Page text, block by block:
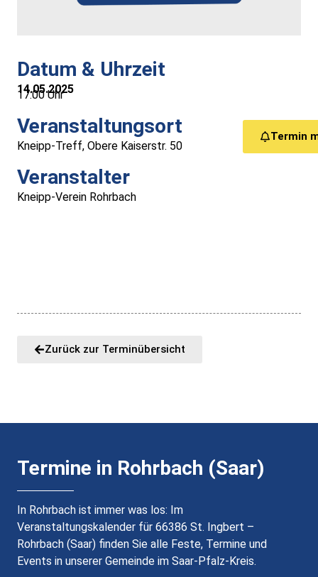
Kontakt
Gästebuch
Impressum
Datum & Uhrzeit
14.05.2025
17:00 Uhr
Veranstaltungsort
Kneipp-Treff, Obere Kaiserstr. 50
Veranstalter
Kneipp-Verein Rohrbach
Zurück zur Terminübersicht
Termin
Termine in Rohrbach (Saar)
In Rohrbach ist immer was los: Im
Veranstaltungskalender für 66386 St. Ingbert –
Rohrbach (Saar) finden Sie alle Feste, Termine und
Events in unserer Gemeinde im Saar-Pfalz-Kreis.